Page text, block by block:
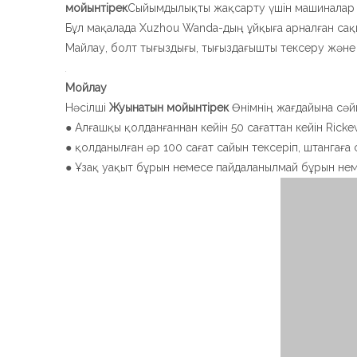
мойынтірекСыйымдылықты жақсарту үшін машиналар
Бұл мақалада Xuzhou Wanda-дың ұйқыға арналған
Майлау, болт тығыздығы, тығыздағышты тексеру
Мойлау
Нәсілші Жуынатын мойынтірекӨнімнің жағдайына
● Алғашқы қолданғаннан кейін 50 сағаттан кейін
● қолданылған әр 100 сағат сайын тексеріп,
● Ұзақ уақыт бұрын немесе пайдаланылмай бұрын